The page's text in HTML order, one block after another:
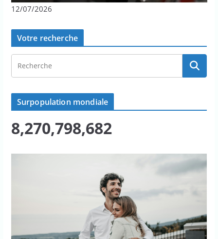
12/07/2026
Votre recherche
Surpopulation mondiale
8,270,798,682